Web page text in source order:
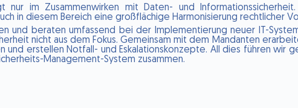
nur im Zusammenwirken mit Daten- und
in diesem Bereich eine großflächige Harmonisierung rechtlicher
und beraten umfassend bei der Implementierung neuer IT-
nicht aus dem Fokus. Gemeinsam mit dem Mandanten
und erstellen Notfall- und Eskalationskonzepte. All dies führen wir
Management-System zusammen.